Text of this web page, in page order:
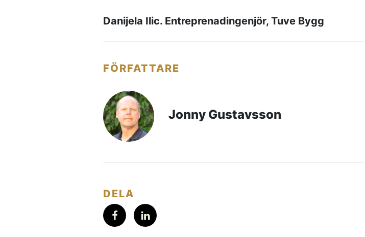
Danijela Ilic. Entreprenadingenjör, Tuve Bygg
FÖRFATTARE
Jonny Gustavsson
DELA